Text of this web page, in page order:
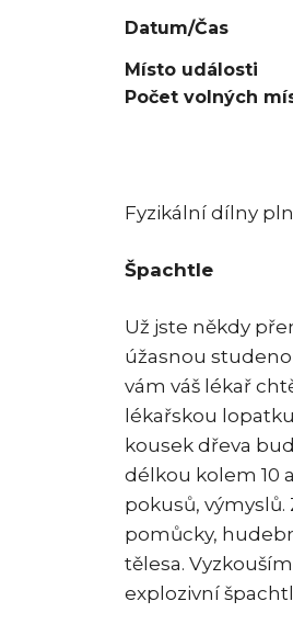
Datum/Čas
Místo události
Počet volných
Fyzikální dílny
Špachtle
Už jste někdy
úžasnou
vám váš lékař
lékařskou
kousek dřeva
délkou kolem 10
pokusů,
pomůcky,
tělesa.
explozivní